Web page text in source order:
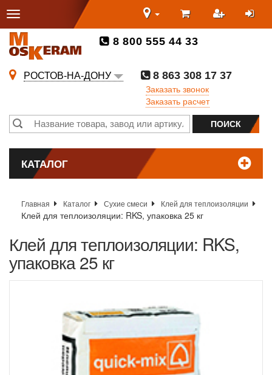
8 800 555 44 33
РОСТОВ-НА-ДОНУ
8 863 308 17 37
Заказать звонок
Заказать расчет
КАТАЛОГ
Главная Каталог Сухие смеси Клей для теплоизоляции
Клей для теплоизоляции: RKS, упаковка 25 кг
Клей для теплоизоляции: RKS,
упаковка 25 кг